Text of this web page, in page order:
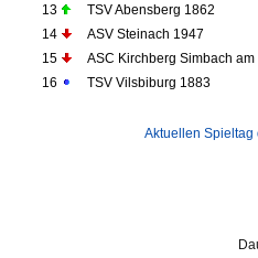
13
TSV Abensberg 1862
14
ASV Steinach 1947
15
ASC Kirchberg Simbach am
16
TSV Vilsbiburg 1883
Aktuellen Spieltag